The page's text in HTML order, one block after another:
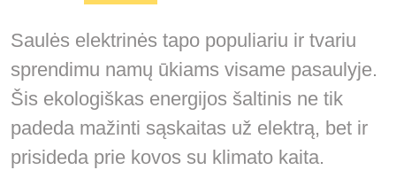
Saulės elektrinės tapo populiariu ir tvariu
sprendimu namų ūkiams visame pasaulyje.
Šis ekologiškas energijos šaltinis ne tik
padeda mažinti sąskaitas už elektrą, bet ir
prisideda prie kovos su klimato kaita.